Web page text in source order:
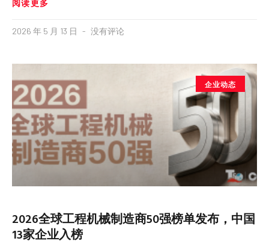
阅读更多
2026 年 5 月 13 日 没有评论
企业动态
2026全球工程机械制造商50强榜单发布，中国
13家企业入榜